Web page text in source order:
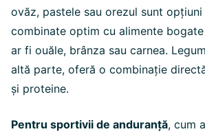
ovăz, pastele sau orezul sunt
combinate optim cu alimente
ar fi ouăle, brânza sau carnea.
altă parte, oferă o combinație
și proteine.
Pentru sportivii de anduranță, cum